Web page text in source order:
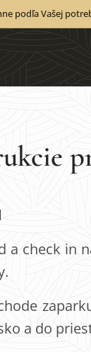
podľa Vašej
a check in
a do